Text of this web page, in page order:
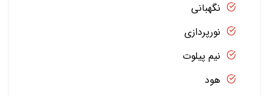
نگهبانی
نورپردازی
نیم پیلوت
هود